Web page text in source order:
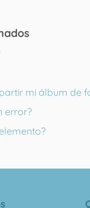
mi álbum de
error?